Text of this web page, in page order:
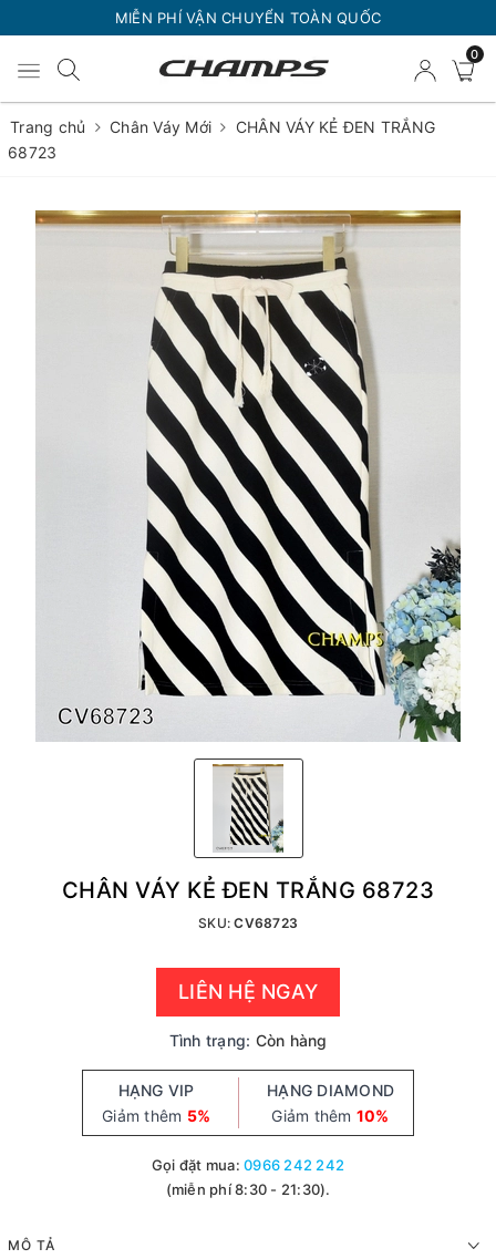
MIỄN PHÍ VẬN CHUYỂN TOÀN QUỐC
0
Trang chủ Chân Váy Mới
CHÂN VÁY KẺ ĐEN TRẮNG
68723
CHÂN VÁY KẺ ĐEN TRẮNG 68723
SKU:CV68723
LIÊN HỆ NGAY
Tình trạng: Còn hàng
HẠNG VIP
Giảm thêm 5%
HẠNG DIAMOND
Giảm thêm 10%
Gọi đặt mua:0966 242 242
(miễn phí 8:30 - 21:30).
MÔ TẢ